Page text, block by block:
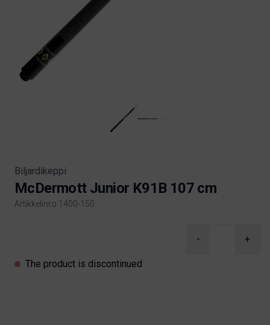
Biljardikeppi
McDermott Junior K91B 107 cm
Artikkelinro:1400-150
- +
The product is discontinued